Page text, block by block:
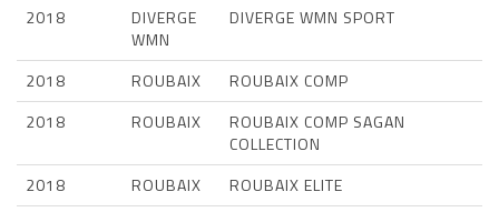
2018
DIVERGE
WMN
DIVERGE WMN SPORT
2018 ROUBAIX
ROUBAIX COMP
2018
ROUBAIX
ROUBAIX COMP SAGAN
COLLECTION
2018
ROUBAIX
ROUBAIX ELITE